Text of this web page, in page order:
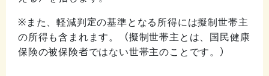
※また、軽減判定の基準となる所得には擬制世帯主
の所得も含まれます。（擬制世帯主とは、国民健康
保険の被保険者ではない世帯主のことです。）